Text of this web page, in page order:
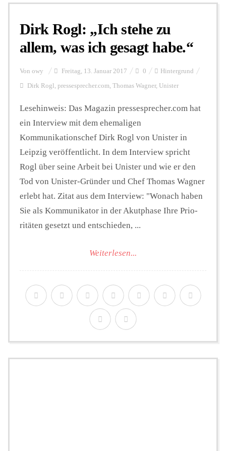
Personalien
Hintergrund
FUNKTURM-Beiträge
Podcast
Seminare
Unterstützen
Dirk Rogl: „Ich stehe zu
allem, was ich gesagt habe.“
Von owy Freitag, 13. Januar 2017 0 Hintergrund
Dirk Rogl , pressesprecher.com, Thomas Wagner, Unister
Lesehinweis: Das Magazin pressesprecher.com hat
ein Interview mit dem ehemaligen
Kommunikationschef Dirk Rogl von Unister in
Leipzig veröffentlicht. In dem Interview spricht
Rogl über seine Arbeit bei Unister und wie er den
Tod von Unister-Gründer und Chef Thomas Wagner
erlebt hat. Zitat aus dem Interview: "Wonach haben
Sie als Kommunikator in der Akutphase Ihre Prio­
ritäten gesetzt und entschieden, ...
Weiterlesen...